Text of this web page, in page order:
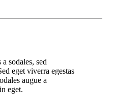
sodales, sed
eget viverra egestas
augue a
eget.